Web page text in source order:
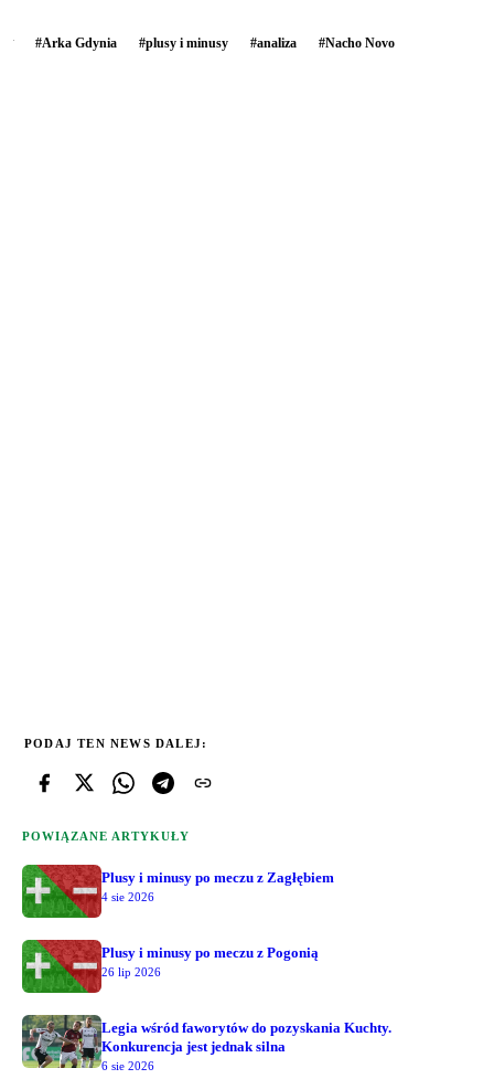
#Arka Gdynia #plusy i minusy #analiza #Nacho Novo
PODAJ TEN NEWS DALEJ:
POWIĄZANE ARTYKUŁY
Plusy i minusy po meczu z Zagłębiem
4 sie 2026
Plusy i minusy po meczu z Pogonią
26 lip 2026
Legia wśród faworytów do pozyskania Kuchty.
Konkurencja jest jednak silna
6 sie 2026